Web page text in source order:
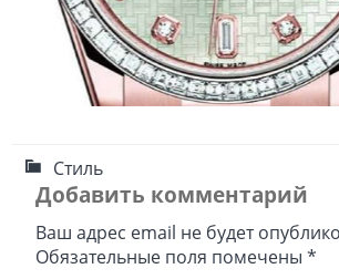
Стиль
Добавить комментарий
Ваш адрес email не будет
Обязательные поля помечены*